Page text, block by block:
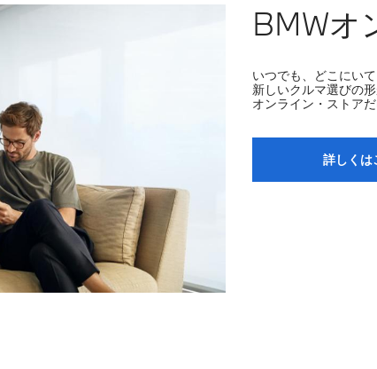
BMWオ
いつでも、どこにい
新しいクルマ選びの形
オンライン・ストア
詳しくは